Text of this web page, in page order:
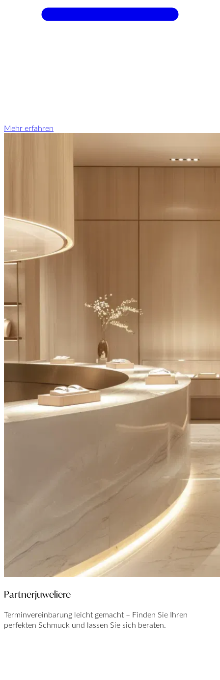
Mehr erfahren
Partnerjuweliere
Terminvereinbarung leicht gemacht – Finden Sie Ihren
perfekten Schmuck und lassen Sie sich beraten.